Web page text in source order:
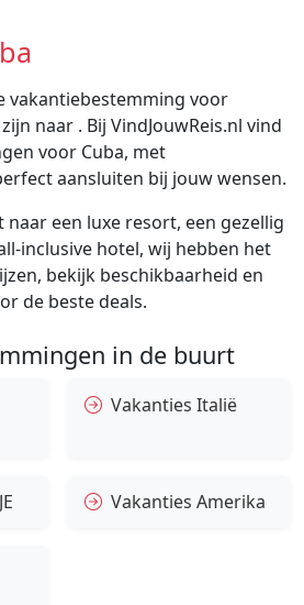
vakantiebestemming voor
naar . Bij VindJouwReis.nl vind
voor Cuba, met
aansluiten bij jouw wensen.
naar een luxe resort, een gezellig
inclusive hotel, wij hebben het
bekijk beschikbaarheid en
de beste deals.
in de buurt
Vakanties Italië
Vakanties Amerika